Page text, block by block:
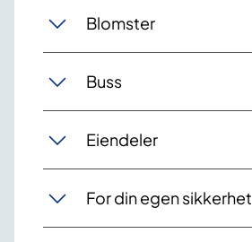
Blomster
Buss
Eiendeler
For din egen sikkerhet